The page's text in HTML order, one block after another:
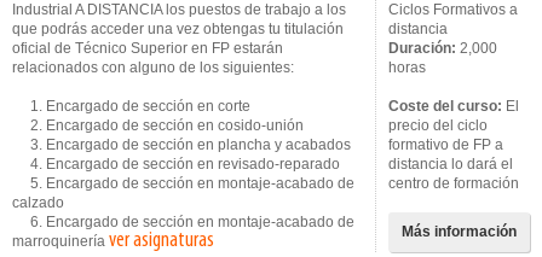
Industrial A DISTANCIA los puestos de trabajo a los
que podrás acceder una vez obtengas tu titulación
oficial de Técnico Superior en FP estarán
relacionados con alguno de los siguientes:
1. Encargado de sección en corte
2. Encargado de sección en cosido-unión
3. Encargado de sección en plancha y acabados
4. Encargado de sección en revisado-reparado
5. Encargado de sección en montaje-acabado de
calzado
6. Encargado de sección en montaje-acabado de
marroquinería ver asignaturas
Ciclos Formativos a
distancia
Duración: 2,000
horas
Coste del curso: El
precio del ciclo
formativo de FP a
distancia lo dará el
centro de formación
Más información